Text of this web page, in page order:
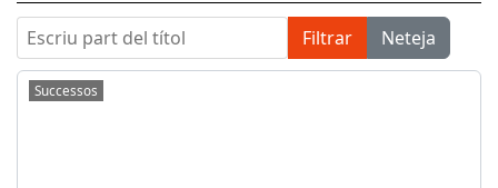
Escriu part del títol Filtrar Neteja
Successos